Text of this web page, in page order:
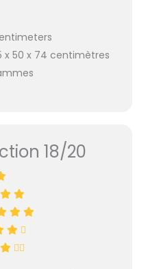
x 50 x 74 centimètres
18/20